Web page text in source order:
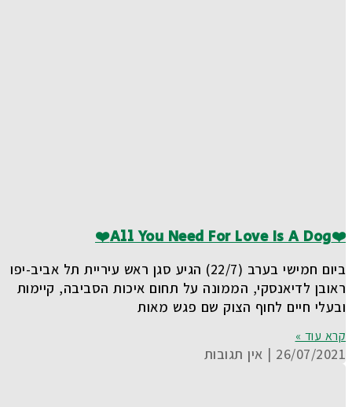
❤️All You Need For Love Is A Dog❤️
ביום חמישי בערב (22/7) הגיע סגן ראש עיריית תל אביב-יפו
ראובן לדיאנסקי, הממונה על תחום איכות הסביבה, קיימות
ובעלי חיים לחוף הצוק שם פגש מאות
קרא עוד »
26/07/2021 אין תגובות